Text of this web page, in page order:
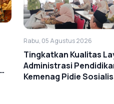
Rabu, 05 Agustus 2026
Tingkatkan Kualitas
Administrasi
Kemenag Pidie